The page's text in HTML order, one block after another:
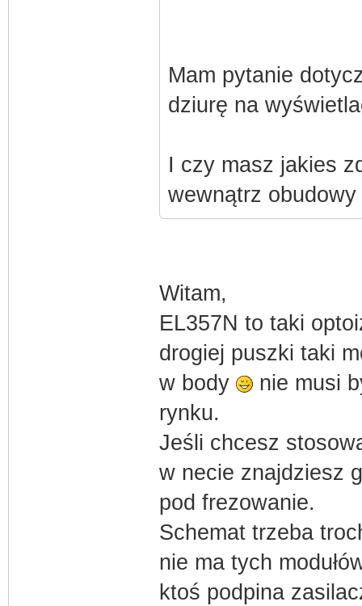
Mam pytanie
dziurę na
I czy masz jakies
wewnątrz obudowy
Witam,
EL357N to taki
drogiej puszki taki
w body
nie musi
rynku.
Jeśli chcesz
w necie znajdziesz
pod frezowanie.
Schemat trzeba
nie ma tych
ktoś podpina